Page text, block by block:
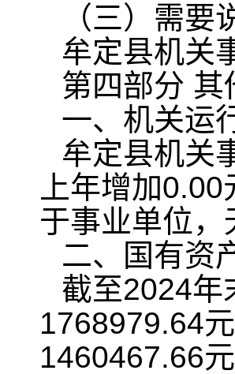
（三）需要
牟定县机关
第四部分
一、机关运
牟定县机关
上年增加
于事业单位
二、国有资
截至2024年
1768979.64
1460467.66